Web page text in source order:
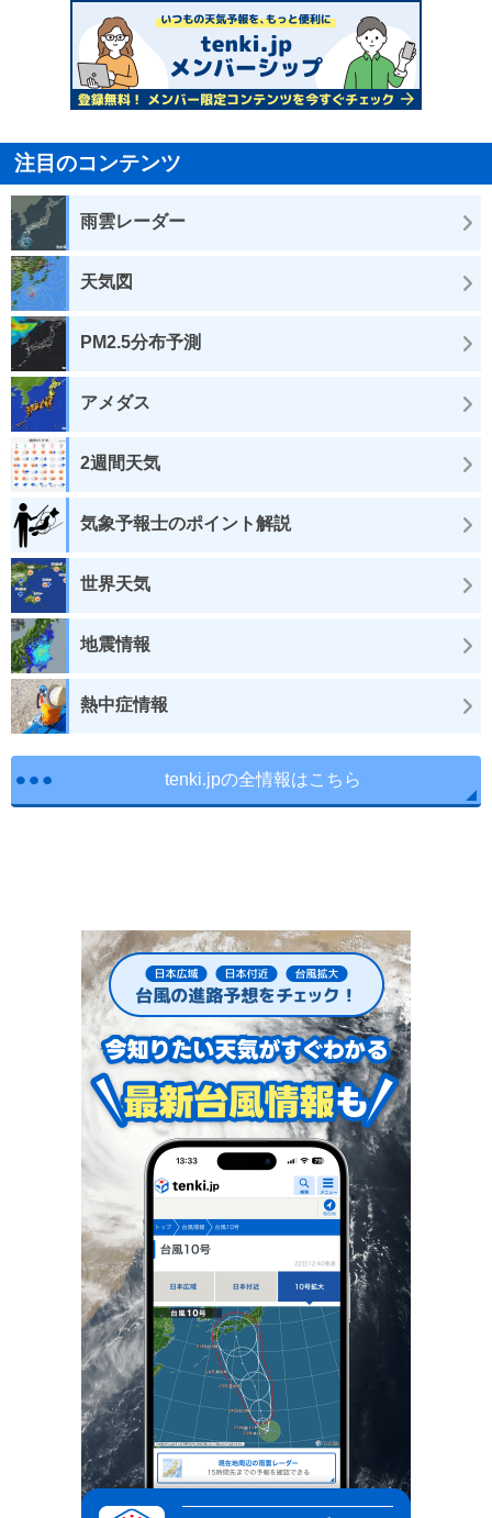
注目のコンテンツ
雨雲レーダー
天気図
PM2.5分布予測
アメダス
2週間天気
気象予報士のポイント解説
世界天気
地震情報
熱中症情報
tenki.jpの全情報はこちら